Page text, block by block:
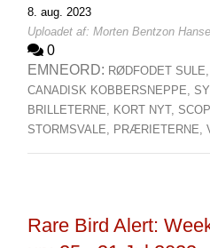
8. aug. 2023
Uploadet af: Morten Bentzon
0
EMNEORD: RØDFODET SULE,
CANADISK KOBBERSNEPPE,
BRILLETERNE, KORT NYT,
STORMSVALE, PRÆRIETERNE,
Rare Bird Alert: